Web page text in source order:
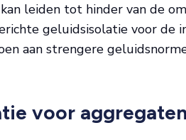
leiden tot hinder van de
geluidsisolatie voor de
aan strengere
voor